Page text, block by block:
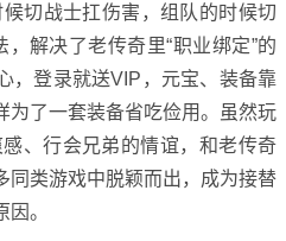
切战士扛伤害，组队的时候切
解决了老传奇里“职业绑定”的
，登录就送VIP，元宝、装备靠
为了一套装备省吃俭用。虽然玩
感、行会兄弟的情谊，和老传奇
同类游戏中脱颖而出，成为接替
。